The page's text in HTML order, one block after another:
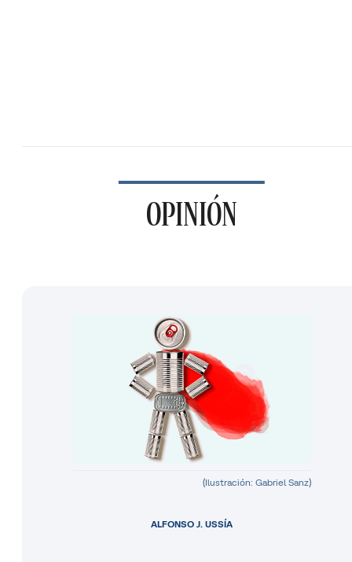
OPINIÓN
(Ilustración: Gabriel Sanz)
ALFONSO J. USSÍA